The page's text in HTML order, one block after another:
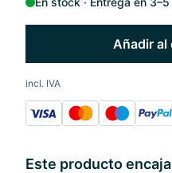
Añadir al
incl. IVA
Este producto